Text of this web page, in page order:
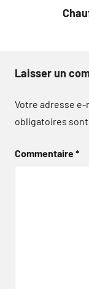
Laisser un
Votre adresse e-
obligatoires
Commentaire*